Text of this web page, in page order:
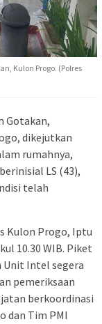
Kulon Progo. (Polres
Gotakan,
dikejutkan
rumahnya,
LS (43),
telah
Kulon Progo, Iptu
10.30 WIB. Piket
Unit Intel segera
pemeriksaan
berkoordinasi
dan Tim PMI